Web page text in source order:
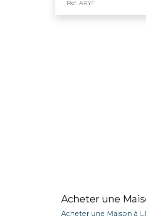
Réf. ARYF
Acheter une
Acheter une Maison à